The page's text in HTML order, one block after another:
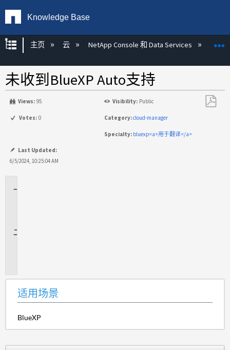
Knowledge Base
扩展/隐缩全局层次
主页 云 NetApp Console 和 Data Services
未收到BlueXP Auto支持
Views: 95 Visibility: Public
Votes: 0 Category:cloud-manager
Specialty: bluexp<a>用于翻译</a>
Last Updated:
6/5/2024, 10:25:04 AM
适用场景
BlueXP